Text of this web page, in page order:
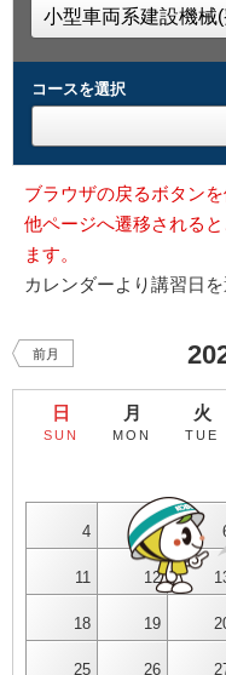
コースを選択
ブラウザの戻るボタン
他ページへ遷移される
ます。
カレンダーより講習日を
前月
日
SUN
月
MON
火
TUE
4 5
11 12
18 19
25 26